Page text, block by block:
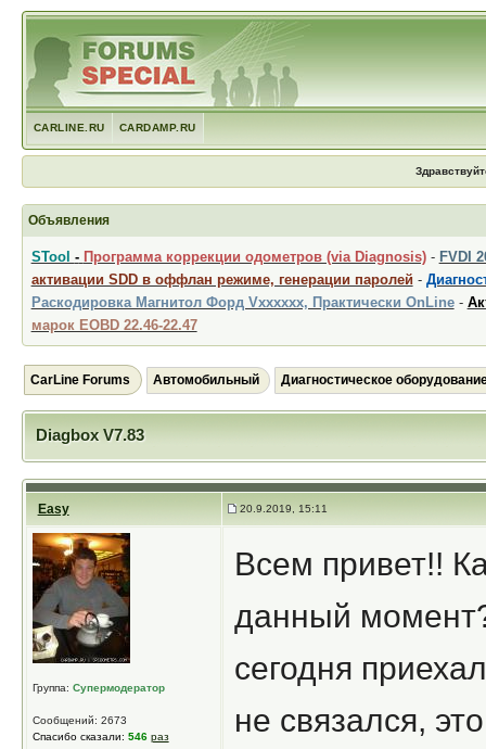
CARLINE.RU CARDAMP.RU
Объявления
STool - Программа коррекции одометров (via Diagnosis)- FVDI
активации SDD в оффлан режиме, генерации паролей -
Раскодировка Магнитол Форд Vxxxxxx, Практически OnLine-
марок EOBD 22.46-22.47
CarLine Forums Автомобильный Диагностическое
Diagbox V7.83
Easy 20.9.2019, 15:11
Группа: Супермодератор
Сообщений: 2673
Спасибо сказали: 546 раз
Всем привет!!
данный
сегодня
не связался,